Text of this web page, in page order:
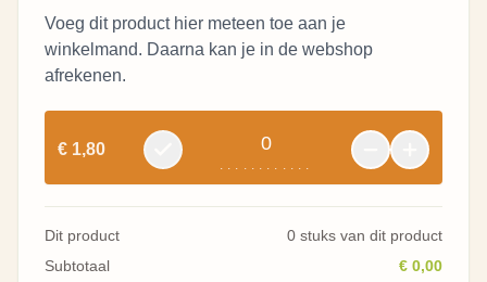
Voeg dit product hier meteen toe aan je
winkelmand. Daarna kan je in de webshop
afrekenen.
€ 1,80 0
............
Dit product
0 stuks van dit product
Subtotaal
€ 0,00